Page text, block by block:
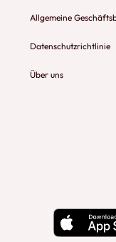
Allgemeine
Datenschutzrichtlinie
Über uns